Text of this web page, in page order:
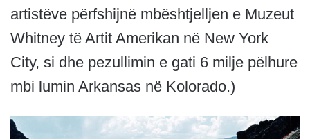
artistëve përfshijnë mbështjelljen e Muzeut
Whitney të Artit Amerikan në New York
City, si dhe pezullimin e gati 6 milje pëlhure
mbi lumin Arkansas në Kolorado.)